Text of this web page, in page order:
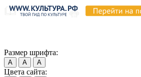
Размер шрифта:
А А А
Цвета сайта: